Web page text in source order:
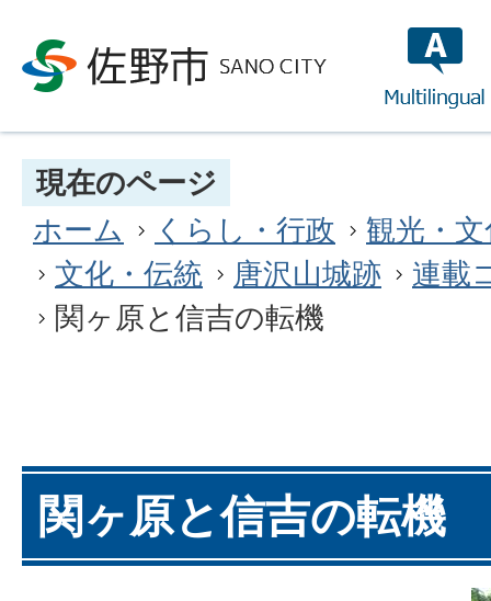
現在のページ
ホーム
くらし・行政
観光・
文化・伝統
唐沢山城跡
連載
関ヶ原と信吉の転機
関ヶ原と信吉の転機